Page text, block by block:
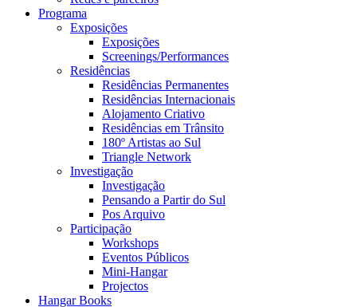
Programa
Exposições
Exposições
Screenings/Performances
Residências
Residências Permanentes
Residências Internacionais
Alojamento Criativo
Residências em Trânsito
180º Artistas ao Sul
Triangle Network
Investigação
Investigação
Pensando a Partir do Sul
Pos Arquivo
Participação
Workshops
Eventos Públicos
Mini-Hangar
Projectos
Hangar Books